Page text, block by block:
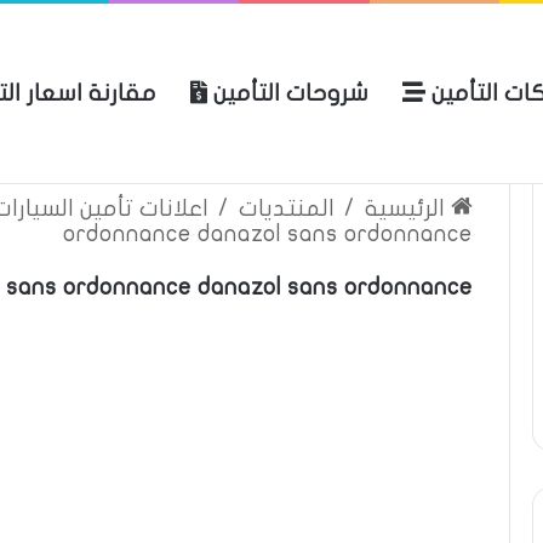
التأمين شروحات التأمين مقارنة اسعار للتأمين الرئيسية عن
الرئيسية / المنتديات / اعلانات تأمين
ordonnance danazol sans ordonnance
sans ordonnance danazol sans ordonnance